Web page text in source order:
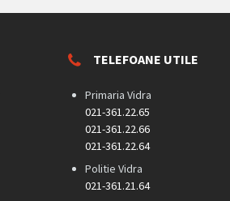
TELEFOANE UTILE
Primaria Vidra
021-361.22.65
021-361.22.66
021-361.22.64
Politie Vidra
021-361.21.64